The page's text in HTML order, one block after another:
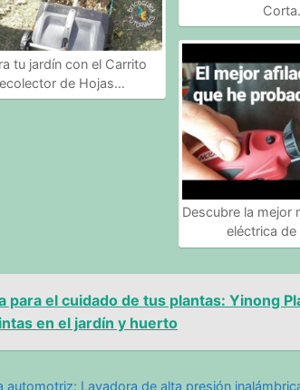
tu jardín con el Carrito
de Hojas…
Descubre la mejor
eléctrica
para el cuidado de tus plantas: Yinong
en el jardín y huerto
automotriz: Lavadora de alta presión